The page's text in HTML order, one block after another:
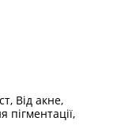
Від акне,
пігментації,